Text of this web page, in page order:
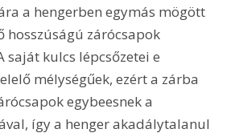
a hengerben egymás mögött
hosszúságú zárócsapok
saját kulcs lépcsőzetei e
mélységűek, ezért a zárba
egybeesnek a
így a henger akadálytalanul